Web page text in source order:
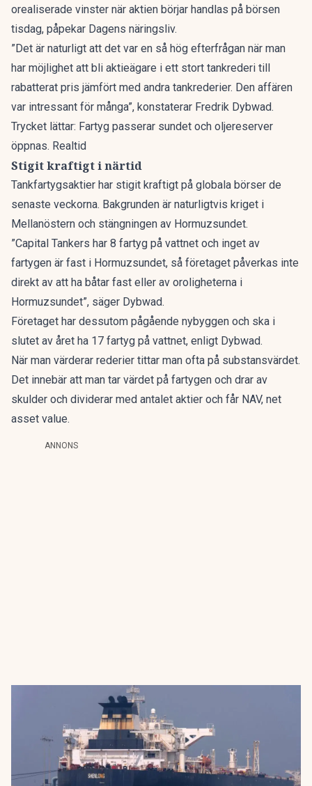
orealiserade vinster när aktien börjar handlas på börsen
tisdag, påpekar Dagens näringsliv.
”Det är naturligt att det var en så hög efterfrågan när man
har möjlighet att bli aktieägare i ett stort tankrederi till
rabatterat pris jämfört med andra tankrederier. Den affären
var intressant för många”, konstaterar Fredrik Dybwad.
Trycket lättar: Fartyg passerar sundet och oljereserver
öppnas. Realtid
Stigit kraftigt i närtid
Tankfartygsaktier har stigit kraftigt på globala börser de
senaste veckorna. Bakgrunden är naturligtvis kriget i
Mellanöstern och stängningen av Hormuzsundet.
”Capital Tankers har 8 fartyg på vattnet och inget av
fartygen är fast i Hormuzsundet, så företaget påverkas inte
direkt av att ha båtar fast eller av oroligheterna i
Hormuzsundet”, säger Dybwad.
Företaget har dessutom pågående nybyggen och ska i
slutet av året ha 17 fartyg på vattnet, enligt Dybwad.
När man värderar rederier tittar man ofta på substansvärdet.
Det innebär att man tar värdet på fartygen och drar av
skulder och dividerar med antalet aktier och får NAV, net
asset value.
ANNONS